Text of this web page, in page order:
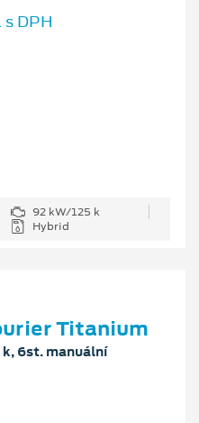
DPH
92 kW/125 k
Hybrid
Titanium
6st. manuální